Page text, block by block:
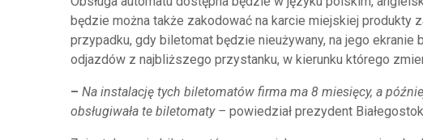
będzie można także zakodować na karcie miejskiej produkty
przypadku, gdy biletomat będzie nieużywany, na jego
odjazdów z najbliższego przystanku, w kierunku którego
– Na instalację tych biletomatów firma ma 8 miesięcy, a
obsługiwała te biletomaty – powiedział prezydent